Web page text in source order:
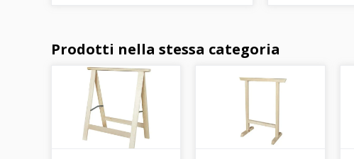
Prodotti nella stessa categoria